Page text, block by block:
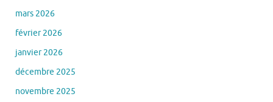
mars 2026
février 2026
janvier 2026
décembre 2025
novembre 2025